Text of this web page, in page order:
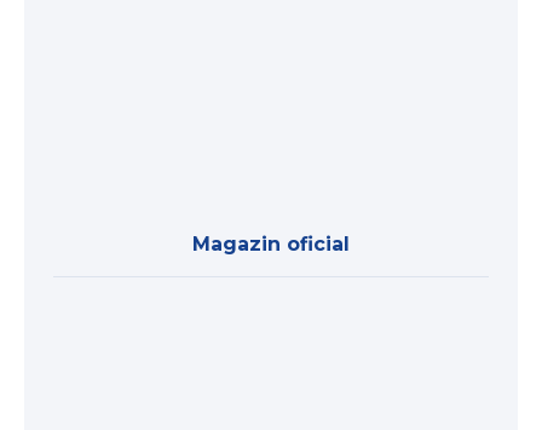
Magazin oficial